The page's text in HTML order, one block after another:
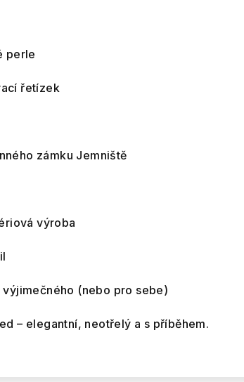
perle
řetízek
zámku Jemniště
výroba
(nebo pro sebe)
– elegantní, neotřelý a s příběhem.